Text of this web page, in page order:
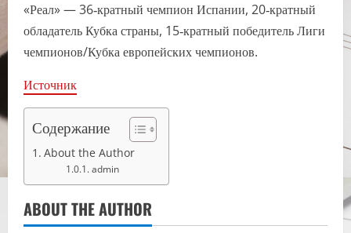
«Реал» — 36‑кратный чемпион Испании, 20‑кратный
обладатель Кубка страны, 15‑кратный победитель Лиги
чемпионов/Кубка европейских чемпионов.
Источник
Содержание
About the Author
admin
ABOUT THE AUTHOR